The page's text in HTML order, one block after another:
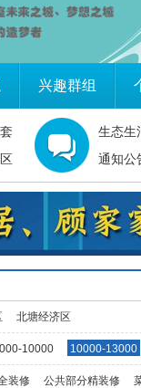
兴趣群组
生态生
通知公
北塘经济区
10000 10000-13000
装修 公共部分精装修